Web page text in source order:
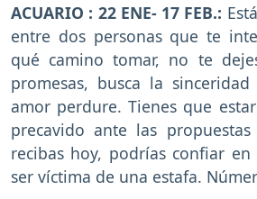
ACUARIO : 22 ENE- 17 FEB.:
entre dos personas que te
qué camino tomar, no te
promesas, busca la
amor perdure. Tienes que
precavido ante las
recibas hoy, podrías confiar
ser víctima de una estafa.